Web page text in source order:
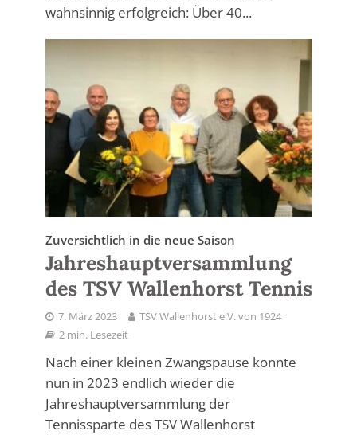
wahnsinnig erfolgreich: Über 40...
Zuversichtlich in die neue Saison
Jahreshauptversammlung
des TSV Wallenhorst Tennis
7. März 2023
TSV Wallenhorst e.V. von 1924
2 min. Lesezeit
Nach einer kleinen Zwangspause konnte
nun in 2023 endlich wieder die
Jahreshauptversammlung der
Tennissparte des TSV Wallenhorst